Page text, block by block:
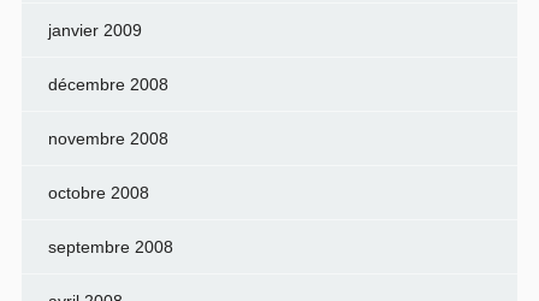
janvier 2009
décembre 2008
novembre 2008
octobre 2008
septembre 2008